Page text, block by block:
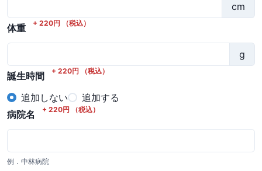
cm
体重
+ 220円 （税込）
g
誕生時間
+ 220円 （税込）
追加しない
追加する
病院名
+ 220円 （税込）
例．中林病院